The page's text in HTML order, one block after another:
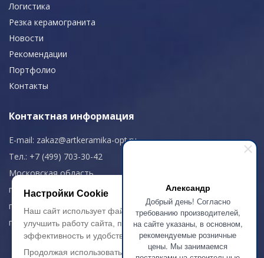
Александр
Добрый день! Согласно
требованию производителей,
на сайте указаны, в основном,
рекомендуемые розничные
цены. Мы занимаемся
Логистика
Резка керамогранита
Новости
Рекомендации
Портфолио
Контакты
Контактная информация
E-mail: zakaz@artkeramika-opt.ru
Тел.: +7 (499) 703-30-42
Московская область,
г. Красногорск
пн-чт: 09.00-18.00
пт: 09.00-17.00
Настройки Cookie
Наш сайт использует файлы cookie, чтобы
улучшить работу сайта, повысить его
эффективность и удобство.
Продолжая использовать сайт, вы